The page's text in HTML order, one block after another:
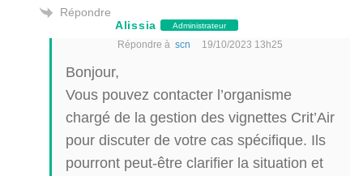
Répondre
Alissia
Administrateur
Répondre à scn 19/10/2023 13h25
Bonjour,
Vous pouvez contacter l’organisme
chargé de la gestion des vignettes Crit’Air
pour discuter de votre cas spécifique. Ils
pourront peut-être clarifier la situation et